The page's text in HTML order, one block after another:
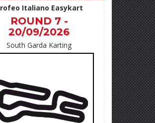
Italiano Easykart
ROUND 7 -
20/09/2026
South Garda Karting